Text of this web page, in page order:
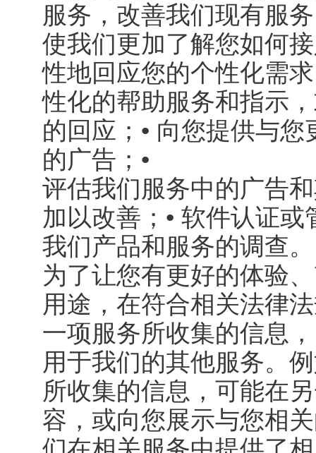
服务，改善我们现有服务
使我们更加了解您如何
性地回应您的个性化需
性化的帮助服务和指示
的回应；• 向您提供与
的广告；•
评估我们服务中的广告
加以改善；• 软件认证
我们产品和服务的调查。
为了让您有更好的体验
用途，在符合相关法律
一项服务所收集的信息
用于我们的其他服务。
所收集的信息，可能在
容，或向您展示与您相